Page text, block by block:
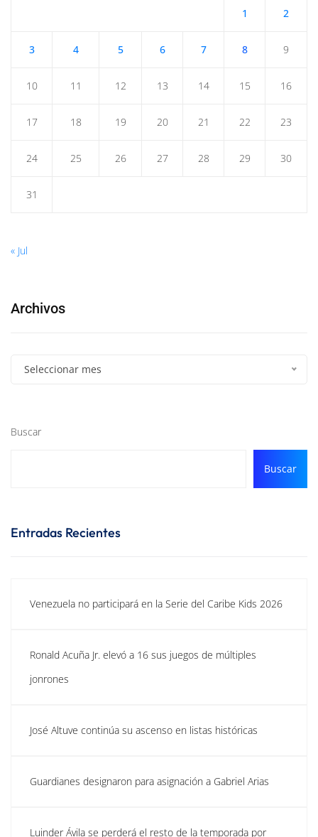
1 2
3 4 5 6 7 8 9
10 11 12 13 14 15 16
17 18 19 20 21 22 23
24 25 26 27 28 29 30
31
« Jul
Archivos
Seleccionar mes
Buscar
Buscar
Entradas Recientes
Venezuela no participará en la Serie del Caribe Kids 2026
Ronald Acuña Jr. elevó a 16 sus juegos de múltiples
jonrones
José Altuve continúa su ascenso en listas históricas
Guardianes designaron para asignación a Gabriel Arias
Luinder Ávila se perderá el resto de la temporada por